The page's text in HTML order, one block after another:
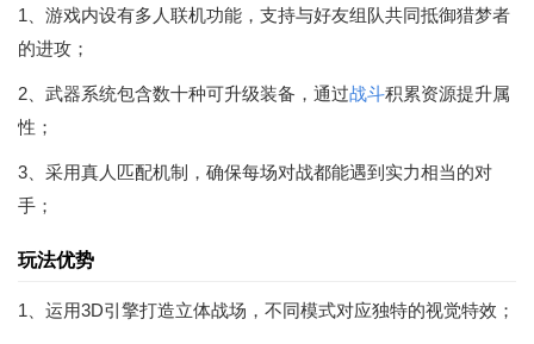
1、游戏内设有多人联机功能，支持与好友组队共同抵御猎梦者
的进攻；
2、武器系统包含数十种可升级装备，通过战斗积累资源提升属
性；
3、采用真人匹配机制，确保每场对战都能遇到实力相当的对
手；
玩法优势
1、运用3D引擎打造立体战场，不同模式对应独特的视觉特效；